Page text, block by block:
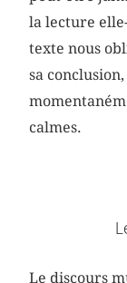
la lecture
texte nous
sa
calmes.
Le discours